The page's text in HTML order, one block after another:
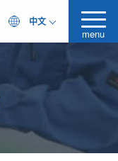
中文
menu